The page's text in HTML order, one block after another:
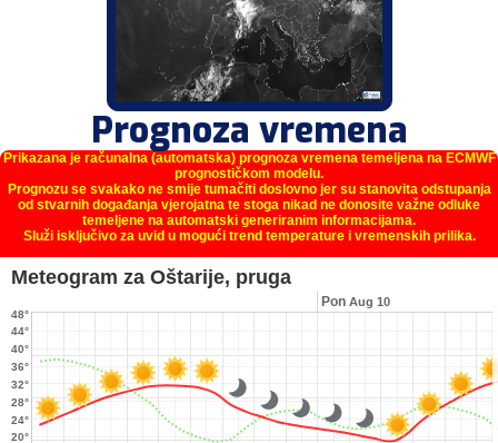
Prognoza vremena
Prikazana je računalna (automatska) prognoza vremena temeljena na ECMWF
prognostičkom modelu.
Prognozu se svakako ne smije tumačiti doslovno jer su stanovita odstupanja
od stvarnih događanja vjerojatna te stoga nikad ne donosite važne odluke
temeljene na automatski generiranim informacijama.
Služi isključivo za uvid u mogući trend temperature i vremenskih prilika.
Meteogram za Oštarije, pruga
20°
24°
28°
32°
36°
40°
44°
48°
Pon Aug 10